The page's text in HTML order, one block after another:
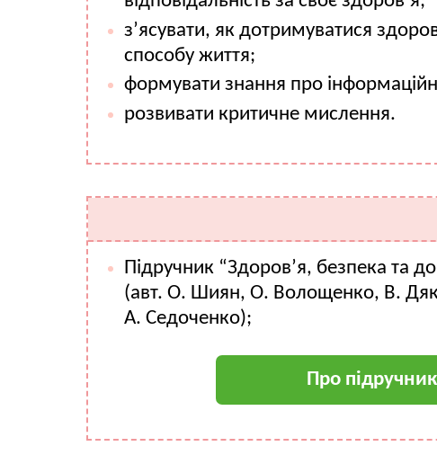
з’ясувати, як дотримуватися
способу життя;
формувати знання про
розвивати критичне мислення.
Підручник “Здоров’я, безпека та
(авт. О. Шиян, О. Волощенко, В.
А. Седоченко);
Про підручник